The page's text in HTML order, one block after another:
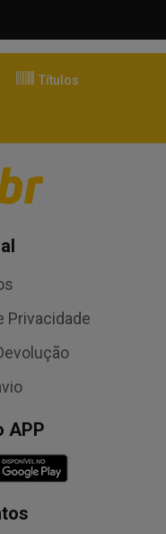
Títulos
Privacidade
APP